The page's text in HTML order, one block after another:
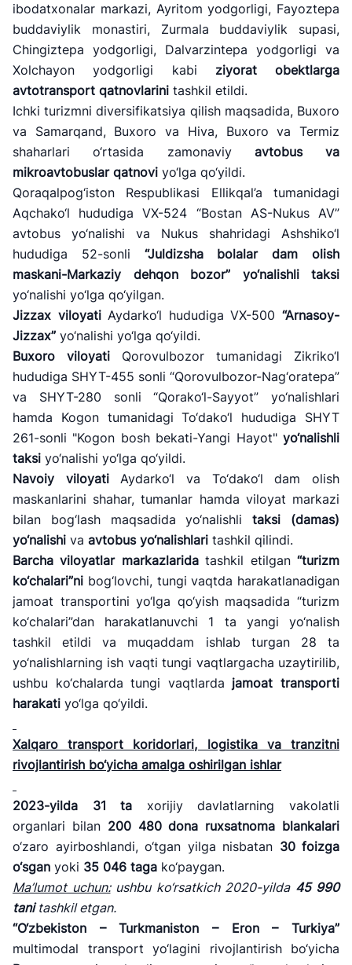
ibodatxonalar markazi, Ayritom yodgorligi, Fayoztepa
buddaviylik monastiri, Zurmala buddaviylik supasi,
Chingiztepa yodgorligi, Dalvarzintepa yodgorligi va
Xolchayon yodgorligi kabi ziyorat obektlarga
avtotransport qatnovlarini tashkil etildi.
Ichki turizmni diversifikatsiya qilish maqsadida, Buxoro
va Samarqand, Buxoro va Hiva, Buxoro va Termiz
shaharlari o‘rtasida zamonaviy avtobus va
mikroavtobuslar qatnovi yo‘lga qo‘yildi.
Qoraqalpog‘iston Respublikasi Ellikqal’a tumanidagi
Aqchako‘l hududiga VX-524 “Bostan AS-Nukus AV”
avtobus yo‘nalishi va Nukus shahridagi Ashshiko‘l
hududiga 52-sonli “Juldizsha bolalar dam olish
maskani-Markaziy dehqon bozor”
yo‘nalishli taksi
yo‘nalishi yo‘lga qo‘yilgan.
Jizzax viloyatiAydarko‘l hududiga VX-500“Arnasoy-
Jizzax” yo‘nalishi yo‘lga qo‘yildi.
Buxoro viloyati Qorovulbozor tumanidagi Zikriko‘l
hududiga SHYT-455 sonli “Qorovulbozor-Nag‘oratepa”
va SHYT-280 sonli “Qorako‘l-Sayyot” yo‘nalishlari
hamda Kogon tumanidagi To‘dako‘l hududiga SHYT
261-sonli "Kogon bosh bekati-Yangi Hayot" yo‘nalishli
taksi yo‘nalishi yo‘lga qo‘yildi.
Navoiy viloyatiAydarko‘l va To‘dako‘l dam olish
maskanlarini shahar, tumanlar hamda viloyat markazi
bilan bog‘lash maqsadida yo‘nalishlitaksi (damas)
yo‘nalishi va avtobus yo‘nalishlari tashkil qilindi.
Barcha viloyatlar markazlaridatashkil etilgan“turizm
ko‘chalari”ni bog‘lovchi, tungi vaqtda harakatlanadigan
jamoat transportini yo‘lga qo‘yish maqsadida “turizm
ko‘chalari”dan harakatlanuvchi 1 ta yangi yo‘nalish
tashkil etildi va muqaddam ishlab turgan 28 ta
yo‘nalishlarning ish vaqti tungi vaqtlargacha uzaytirilib,
ushbu ko‘chalarda tungi vaqtlarda jamoat transporti
harakati yo‘lga qo‘yildi.
Xalqaro transport koridorlari, logistika va tranzitni
rivojlantirish bo‘yicha amalga oshirilgan ishlar
2023-yilda 31 ta xorijiy davlatlarning vakolatli
organlari bilan 200 480dona ruxsatnoma blankalari
o‘zaro ayirboshlandi, o‘tgan yilga nisbatan 30 foizga
o‘sgan yoki 35 046 taga ko‘paygan.
Ma’lumot uchun:ushbu ko‘rsatkich 2020-yilda 45 990
tanitashkil etgan.
“O‘zbekiston
– Turkmaniston – Eron – Turkiya”
multimodal transport yo‘lagini rivojlantirish bo‘yicha